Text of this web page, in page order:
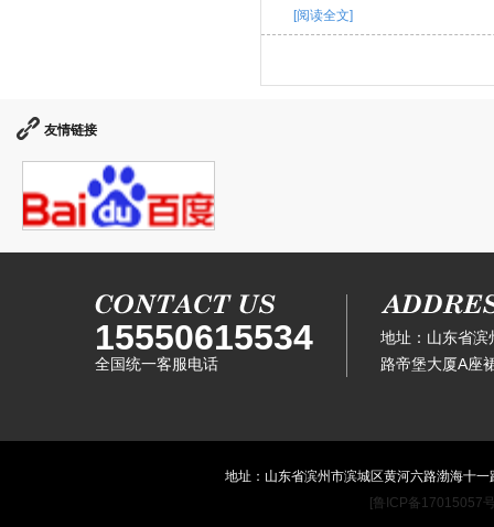
[阅读全文]
友情链接
15550615534
全国统一客服电话
地址：山东省滨
路帝堡大厦A座
地址：山东省滨州市滨城区黄河六路渤海十
[鲁ICP备17015057